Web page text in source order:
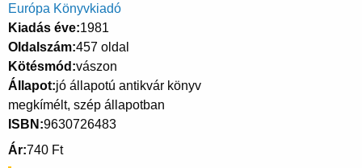
Európa Könyvkiadó
Kiadás éve 1981
Oldalszám 457 oldal
Kötésmód vászon
Állapot jó állapotú antikvár könyv
megkímélt, szép állapotban
ISBN 9630726483
Ár 740 Ft